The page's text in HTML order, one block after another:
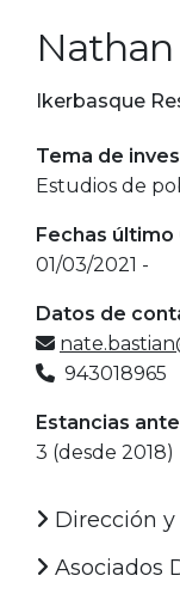
Ikerbasque
Tema de
Estudios de
Fechas
01/03/2021 -
Datos de
943018965
Estancias
3 (desde 2018)
Dirección
Asociados